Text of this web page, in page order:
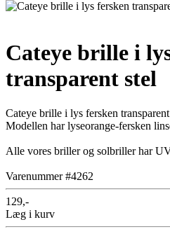
Cateye brille i
transparent stel
Cateye brille i lys fersken
Modellen har lyseorange-fersken
Alle vores briller og solbriller har
Varenummer #4262
129,-
Læg i kurv